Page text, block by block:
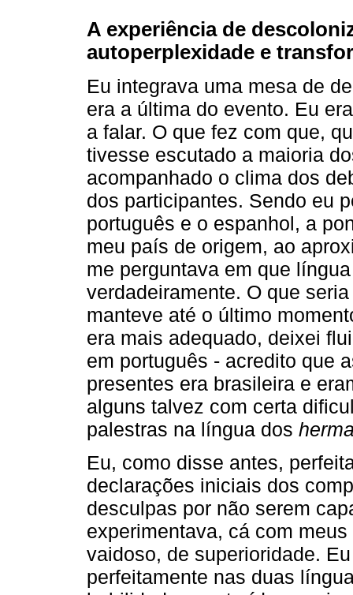
A experiência de
autoperplexidade e
Eu integrava uma mesa de
era a última do evento. Eu
a falar. O que fez com que,
tivesse escutado a maioria
acompanhado o clima dos
dos participantes. Sendo eu
português e o espanhol, a
meu país de origem, ao
me perguntava em que
verdadeiramente. O que
manteve até o último
era mais adequado, deixei
em português - acredito que
presentes era brasileira e
alguns talvez com certa
palestras na língua dos
Eu, como disse antes,
declarações iniciais dos
desculpas por não serem
experimentava, cá com
vaidoso, de superioridade.
perfeitamente nas duas